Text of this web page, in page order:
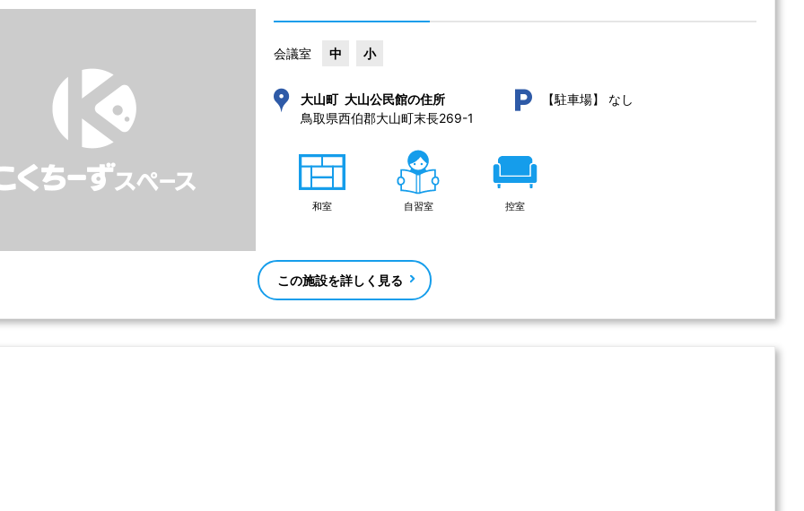
会議室 中 小
大山町 大山公民館の住所
鳥取県西伯郡大山町末長269-1
【駐車場】 なし
和室 自習室 控室
この施設を詳しく見る